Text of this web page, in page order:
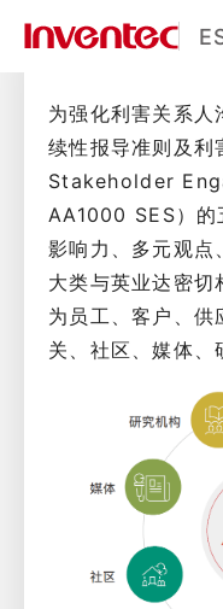
利害关系
永续经营 利
为强化利害关系人
续性报导准则及
Stakeholder
AA1000 SES）的
影响力、多元观点
大类与英业达密切
为员工、客户、
关、社区、媒体、